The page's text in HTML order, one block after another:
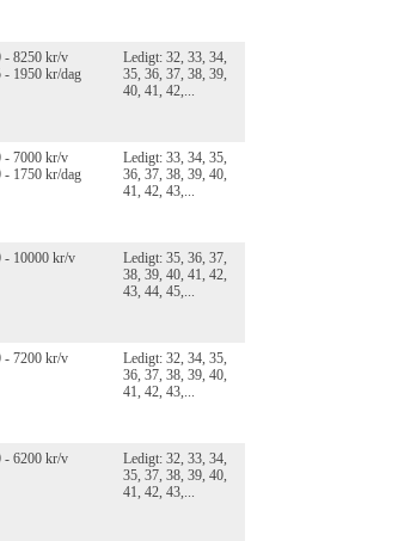
- 8250 kr/v
- 1950 kr/dag
Ledigt: 32, 33, 34,
35, 36, 37, 38, 39,
40, 41, 42,...
- 7000 kr/v
- 1750 kr/dag
Ledigt: 33, 34, 35,
36, 37, 38, 39, 40,
41, 42, 43,...
- 10000 kr/v
Ledigt: 35, 36, 37,
38, 39, 40, 41, 42,
43, 44, 45,...
- 7200 kr/v
Ledigt: 32, 34, 35,
36, 37, 38, 39, 40,
41, 42, 43,...
- 6200 kr/v
Ledigt: 32, 33, 34,
35, 37, 38, 39, 40,
41, 42, 43,...